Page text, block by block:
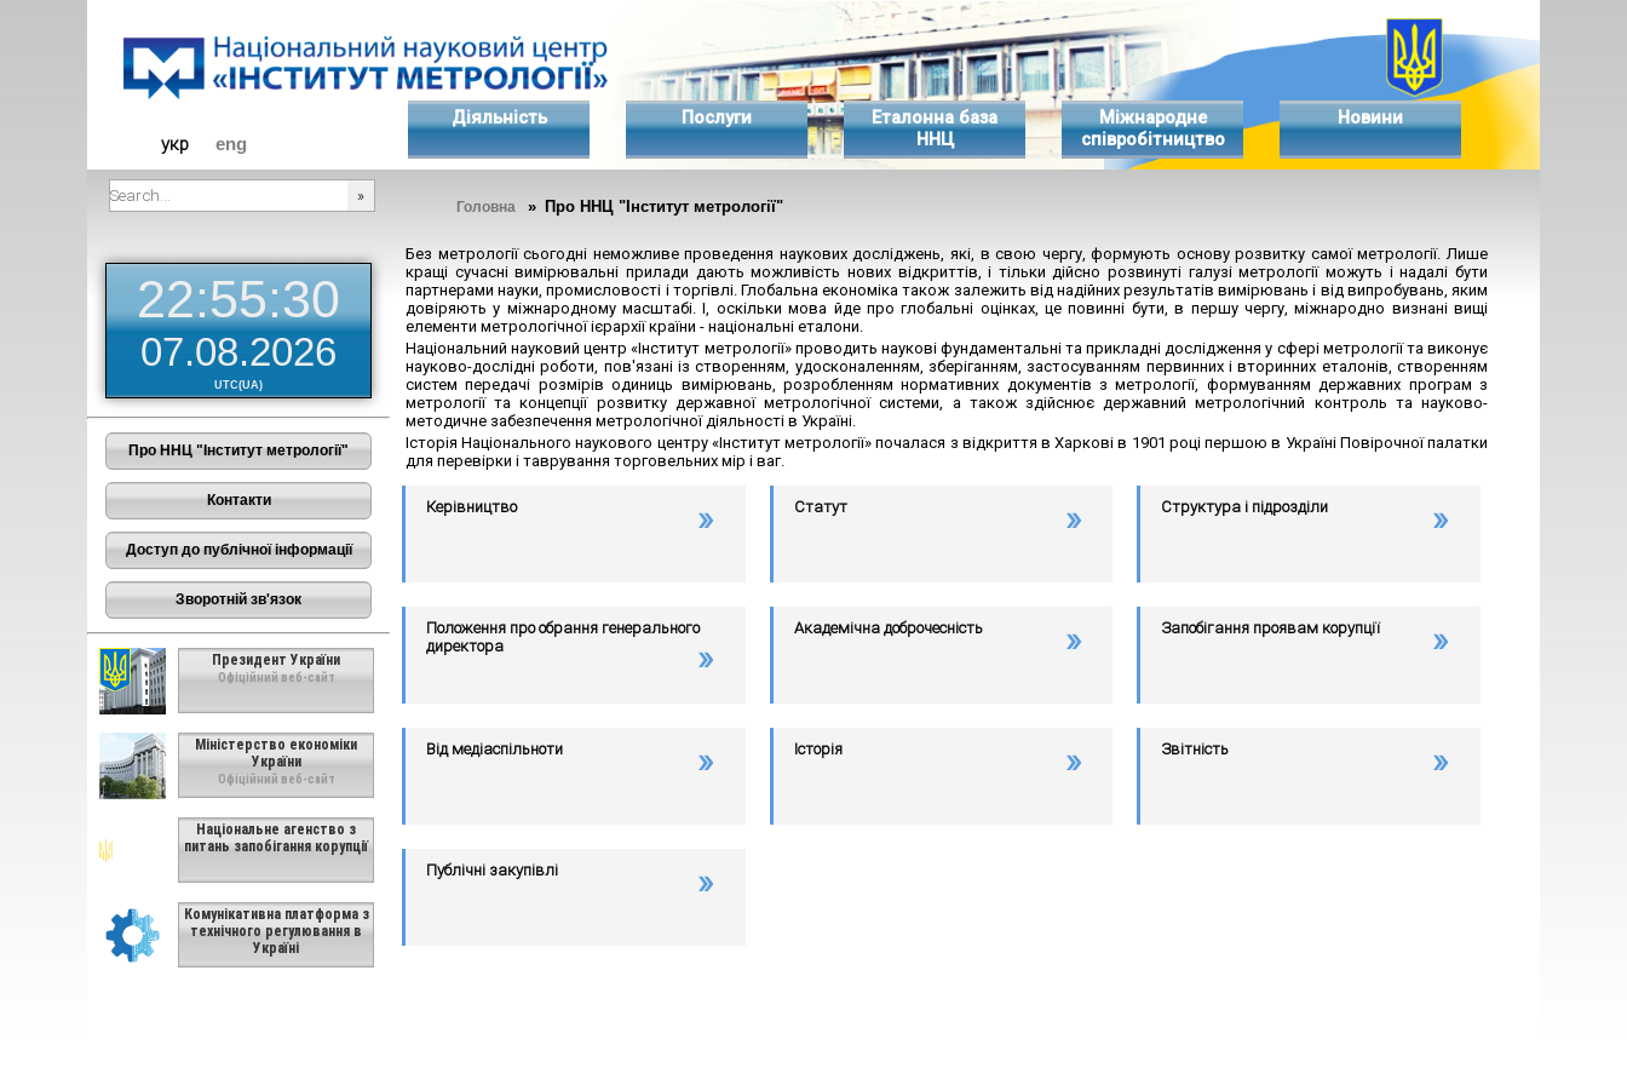
укр eng
Діяльність Послуги
Еталонна база
ННЦ
Міжнародне
співробітництво
Новини
Головна » Про ННЦ "Інститут метрології"
22:55:30
07.08.2026
UTC(UA)
Про ННЦ "Інститут метрології"
Контакти
Доступ до публічної інформації
Зворотній зв'язок
Президент України
Офіційний веб-сайт
Міністерство економіки
України
Офіційний веб-сайт
Національне агенство з
питань запобігання корупції
Комунікативна платформа з
технічного регулювання в
Україні
Без метрології сьогодні неможливе проведення наукових досліджень, які, в свою чергу, формують основу розвитку самої метрології. Лише
кращі сучасні вимірювальні прилади дають можливість нових відкриттів, і тільки дійсно розвинуті галузі метрології можуть і надалі бути
партнерами науки, промисловості і торгівлі. Глобальна економіка також залежить від надійних результатів вимірювань і від випробувань, яким
довіряють у міжнародному масштабі. І, оскільки мова йде про глобальні оцінках, це повинні бути, в першу чергу, міжнародно визнані вищі
елементи метрологічної ієрархії країни - національні еталони.
Національний науковий центр «Інститут метрології» проводить наукові фундаментальні та прикладні дослідження у сфері метрології та виконує
науково-дослідні роботи, пов'язані із створенням, удосконаленням, зберіганням, застосуванням первинних і вторинних еталонів, створенням
систем передачі розмірів одиниць вимірювань, розробленням нормативних документів з метрології, формуванням державних програм з
метрології та концепції розвитку державної метрологічної системи, а також здійснює державний метрологічний контроль та науково-
методичне забезпечення метрологічної діяльності в Україні.
Історія Національного наукового центру «Інститут метрології» почалася з відкриття в Харкові в 1901 році першою в Україні Повірочної палатки
для перевірки і таврування торговельних мір і ваг.
Керівництво Статут Структура і підрозділи
Положення про обрання генерального
директора
Академічна доброчесність Запобігання проявам корупції
Від медіаспільноти Історія Звітність
Публічні закупівлі